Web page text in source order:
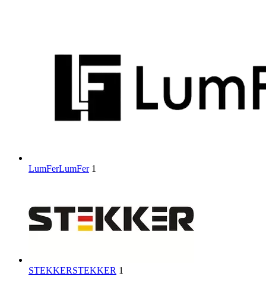
LumFerLumFer 1
STEKKERSTEKKER 1